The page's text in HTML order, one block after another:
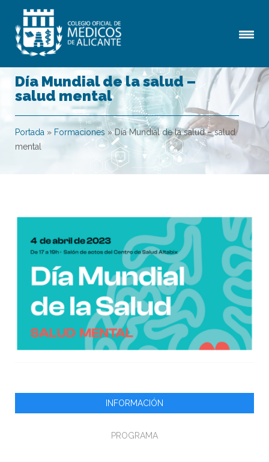
Día Mundial de la salud –
salud mental
Portada » Formaciones »Día Mundial de la salud – salud
mental
INFORMACIÓN
PROGRAMA